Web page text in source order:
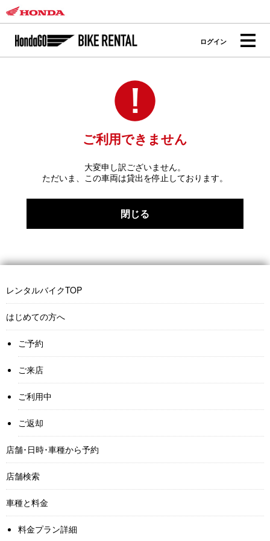
ログイン
ご利用できません
大変申し訳ございません。
ただいま、この車両は貸出を停止しております。
閉じる
レンタルバイクTOP
はじめての方へ
ご予約
ご来店
ご利用中
ご返却
店舗･日時･車種から予約
店舗検索
車種と料金
料金プラン詳細